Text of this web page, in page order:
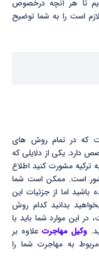
تا هر آنچه درخصوص
است را به شما توضیح
که در تمام روش های
دارد. یکی از دلایلی که
ترکیه مشورت کنید اطلاع
است. ممکن است شما
اما از جزئیات این
بدانید کدام روش
این موارد شما باید با
وکیل مهاجرتعلاوه بر
به مهاجرت شما را